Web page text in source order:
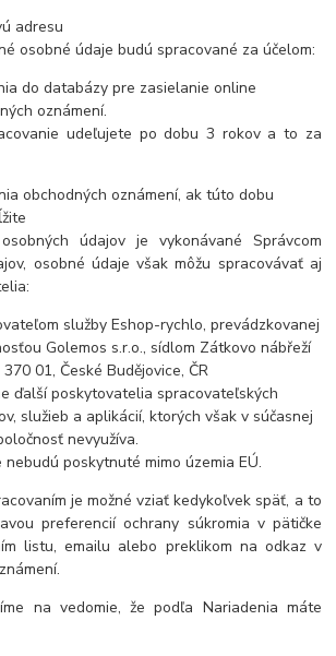
adresu
osobné údaje budú spracované za účelom:
do databázy pre zasielanie online
oznámení.
udeľujete po dobu 3 rokov a to za
obchodných oznámení, ak túto dobu
údajov je vykonávané Správcom
osobné údaje však môžu spracovávať aj
služby Eshop-rychlo, prevádzkovanej
Golemos s.r.o., sídlom Zátkovo nábřeží
01, České Budějovice, ČR
ďalší poskytovatelia spracovateľských
služieb a aplikácií, ktorých však v súčasnej
nevyužíva.
poskytnuté mimo územia EÚ.
je možné vziať kedykoľvek späť, a to
preferencií ochrany súkromia v pätičke
listu, emailu alebo preklikom na odkaz v
na vedomie, že podľa Nariadenia máte